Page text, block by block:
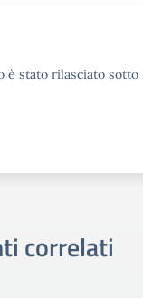
stato rilasciato
correlati